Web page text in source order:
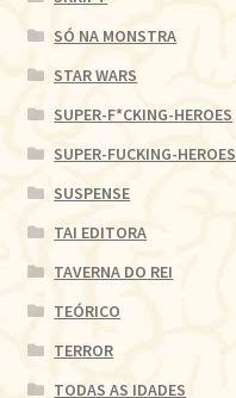
SÓ NA MONSTRA
STAR WARS
SUPER-F*CKING-HEROES
SUPER-FUCKING-HEROES
SUSPENSE
TAI EDITORA
TAVERNA DO REI
TEÓRICO
TERROR
TODAS AS IDADES